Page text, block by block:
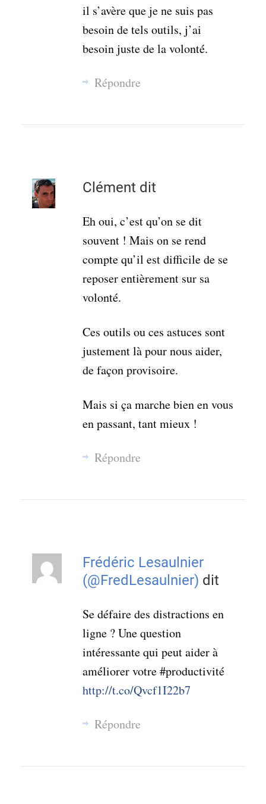
il s’avère que je ne suis pas
besoin de tels outils, j’ai
besoin juste de la volonté.
Répondre
Clément dit
Eh oui, c’est qu’on se dit
souvent ! Mais on se rend
compte qu’il est difficile de se
reposer entièrement sur sa
volonté.
Ces outils ou ces astuces sont
justement là pour nous aider,
de façon provisoire.
Mais si ça marche bien en vous
en passant, tant mieux !
Répondre
Frédéric Lesaulnier
(@FredLesaulnier) dit
Se défaire des distractions en
ligne ? Une question
intéressante qui peut aider à
améliorer votre #productivité
http://t.co/Qvcf1I22b7
Répondre